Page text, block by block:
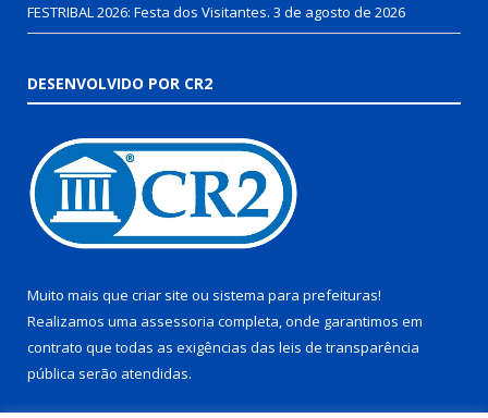
FESTRIBAL 2026: Festa dos Visitantes. 3 de agosto de 2026
DESENVOLVIDO POR CR2
Muito mais que criar site ou sistema para prefeituras!
Realizamos uma assessoria completa, onde garantimos em
contrato que todas as exigências das leis de transparência
pública serão atendidas.